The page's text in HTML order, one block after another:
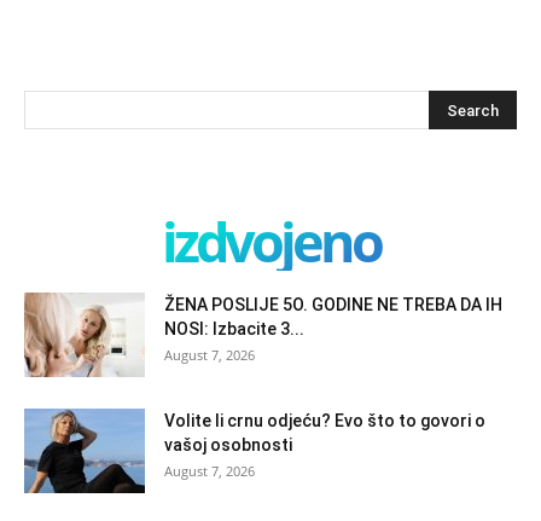
izdvojeno
ŽENA POSLIJE 5O. GODINE NE TREBA DA IH
NOSI: Izbacite 3...
August 7, 2026
Volite li crnu odjeću? Evo što to govori o
vašoj osobnosti
August 7, 2026